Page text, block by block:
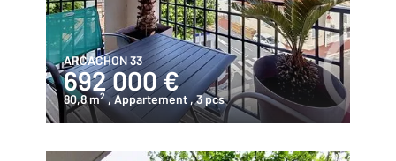
ARCACHON 33
692 000 €
80,8 m2 , Appartement, 3 pcs